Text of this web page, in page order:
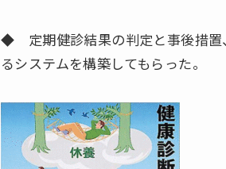
◆ 定期健診結果の判定と事後措置
るシステムを構築してもらった。